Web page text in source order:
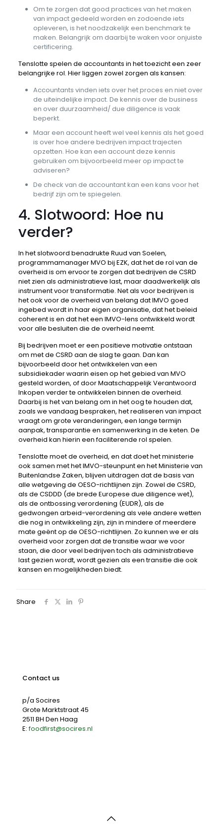
Om te zorgen dat good practices van het maken
van impact gedeeld worden en zodoende iets
opleveren, is het noodzakelijk een benchmark te
maken. Belangrijk om daarbij te waken voor onjuiste
certificering.
Tenslotte spelen de accountants in het toezicht een zeer
belangrijke rol. Hier liggen zowel zorgen als kansen:
Accountants vinden iets over het proces en niet over
de uiteindelijke impact. De kennis over de business
en over duurzaamheid/ due diligence is vaak
beperkt.
Maar een account heeft wel veel kennis als het goed
is over hoe andere bedrijven impact trajecten
opzetten. Hoe kan een account deze kennis
gebruiken om bijvoorbeeld meer op impact te
adviseren?
De check van de accountant kan een kans voor het
bedrijf zijn om te spiegelen.
4. Slotwoord: Hoe nu
verder?
In het slotwoord benadrukte Ruud van Soelen,
programmamanager MVO bij EZK, dat het de rol van de
overheid is om ervoor te zorgen dat bedrijven de CSRD
niet zien als administratieve last, maar daadwerkelijk als
instrument voor transformatie. Net als voor bedrijven is
het ook voor de overheid van belang dat IMVO goed
ingebed wordt in haar eigen organisatie, dat het beleid
coherent is en dat het een IMVO-lens ontwikkeld wordt
voor alle besluiten die de overheid neemt.
Bij bedrijven moet er een positieve motivatie ontstaan
om met de CSRD aan de slag te gaan. Dan kan
bijvoorbeeld door het ontwikkelen van een
subsidiekader waarin eisen op het gebied van MVO
gesteld worden, of door Maatschappelijk Verantwoord
Inkopen verder te ontwikkelen binnen de overheid.
Daarbij is het van belang om in het oog te houden dat,
zoals we vandaag bespraken, het realiseren van impact
vraagt om grote veranderingen, een lange termijn
aanpak, transparantie en samenwerking in de keten. De
overheid kan hierin een faciliterende rol spelen.
Tenslotte moet de overheid, en dat doet het ministerie
ook samen met het IMVO-steunpunt en het Ministerie van
Buitenlandse Zaken, blijven uitdragen dat de basis van
alle wetgeving de OESO-richtlijnen zijn. Zowel de CSRD,
als de CSDDD (de brede Europese due diligence wet),
als de ontbossing verordening (EUDR), als de
gedwongen arbeid-verordening als vele andere wetten
die nog in ontwikkeling zijn, zijn in mindere of meerdere
mate geënt op de OESO-richtlijnen. Zo kunnen we er als
overheid voor zorgen dat de transitie waar we voor
staan, die door veel bedrijven toch als administratieve
last gezien wordt, wordt gezien als een transitie die ook
kansen en mogelijkheden biedt.
Share
Contact us
p/a Socires
Grote Marktstraat 45
2511 BH Den Haag
E:foodfirst@socires.nl